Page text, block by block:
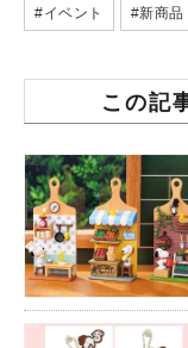
#イベント #新商品
この記